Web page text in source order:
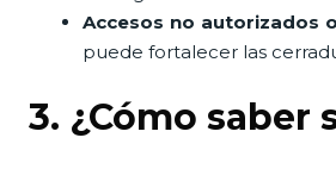
Accesos no autorizados
puede fortalecer las
3. ¿Cómo